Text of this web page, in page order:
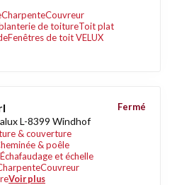
CharpenteCouvreur
de toitureToit plat
Fenêtres de toit VELUX
L-8399 Windhof
& couverture
& poêle
Échafaudage et échelle
Couvreur
Voir plus
Fermé